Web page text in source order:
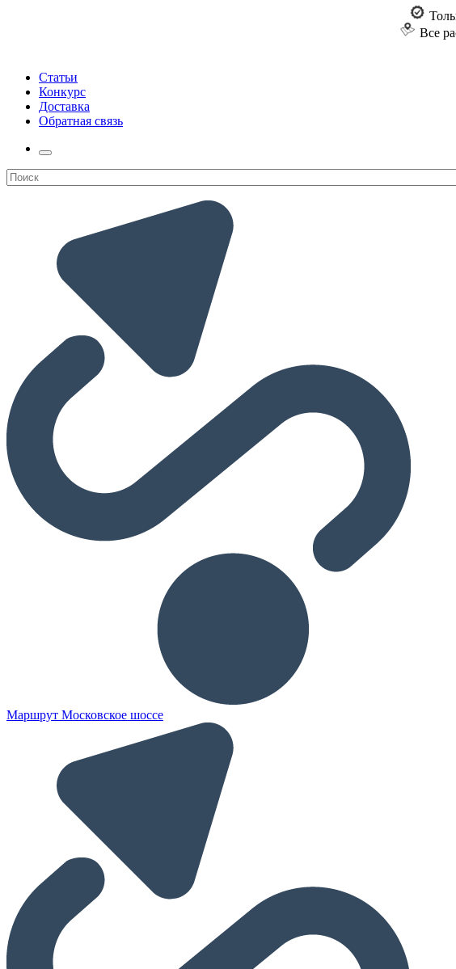
Все
Статьи
Конкурс
Доставка
Обратная связь
Маршрут Московское шоссе